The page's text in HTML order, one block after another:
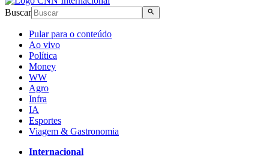
Buscar
Pular para o conteúdo
Ao vivo
Política
Money
WW
Agro
Infra
IA
Esportes
Viagem & Gastronomia
Internacional